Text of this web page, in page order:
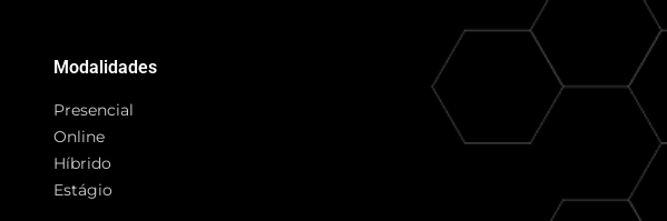
Modalidades
Presencial
Online
Híbrido
Estágio